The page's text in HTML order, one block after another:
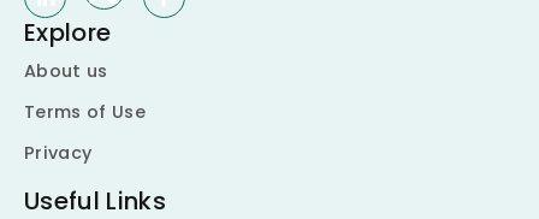
Explore
About us
Terms of Use
Privacy
Useful Links